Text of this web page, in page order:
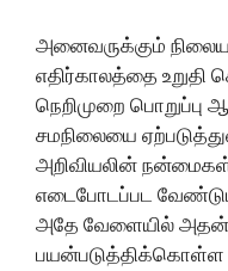
அனைவருக்கும்
எதிர்காலத்தை உறுதி
நெறிமுறை பொறுப்பு
சமநிலையை
அறிவியலின்
எடைபோடப்பட
அதே வேளையில்
பயன்படுத்திக்கொள்ள